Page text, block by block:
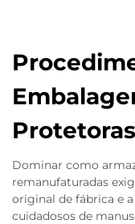
Protetoras
Dominar como
remanufaturadas
original de fábrica e
cuidadosos de